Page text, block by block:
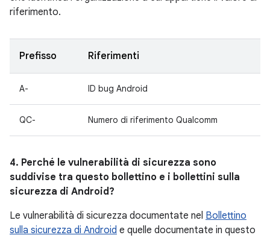
riferimento.
Prefisso Riferimenti
A- ID bug Android
QC- Numero di riferimento Qualcomm
4. Perché le vulnerabilità di sicurezza sono
suddivise tra questo bollettino e i bollettini sulla
sicurezza di Android?
Le vulnerabilità di sicurezza documentate nel Bollettino
sulla sicurezza di Android e quelle documentate in questo